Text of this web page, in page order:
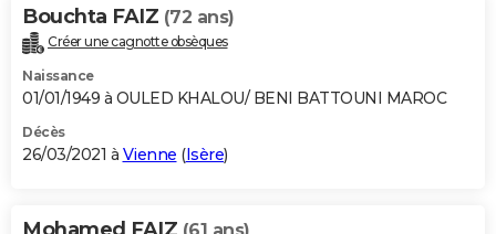
Bouchta FAIZ (72 ans)
Créer une cagnotte obsèques
Naissance
01/01/1949 à OULED KHALOU/ BENI BATTOUNI MAROC
Décès
26/03/2021 à Vienne (Isère)